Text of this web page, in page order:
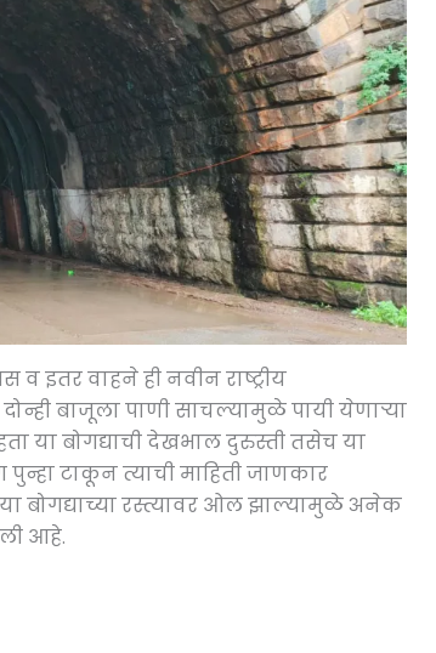
व इतर वाहने ही नवीन राष्ट्रीय
बाजूला पाणी साचल्यामुळे पायी येणाऱ्या
या बोगद्याची देखभाल दुरुस्ती तसेच या
टाकून त्याची माहिती जाणकार
बोगद्याच्या रस्त्यावर ओल झाल्यामुळे अनेक
आहे.